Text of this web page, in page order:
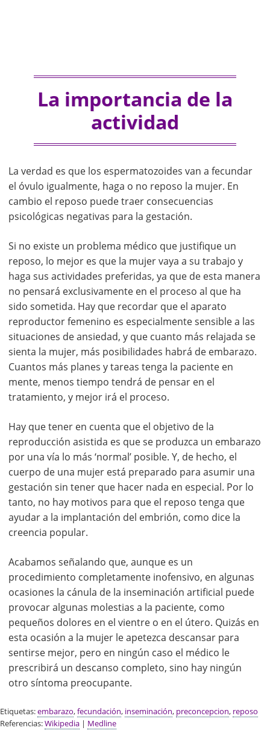
La importancia de la
actividad
La verdad es que los espermatozoides van a fecundar
el óvulo igualmente, haga o no reposo la mujer. En
cambio el reposo puede traer consecuencias
psicológicas negativas para la gestación.
Si no existe un problema médico que justifique un
reposo, lo mejor es que la mujer vaya a su trabajo y
haga sus actividades preferidas, ya que de esta manera
no pensará exclusivamente en el proceso al que ha
sido sometida. Hay que recordar que el aparato
reproductor femenino es especialmente sensible a las
situaciones de ansiedad, y que cuanto más relajada se
sienta la mujer, más posibilidades habrá de embarazo.
Cuantos más planes y tareas tenga la paciente en
mente, menos tiempo tendrá de pensar en el
tratamiento, y mejor irá el proceso.
Hay que tener en cuenta que el objetivo de la
reproducción asistida es que se produzca un embarazo
por una vía lo más ‘normal’ posible. Y, de hecho, el
cuerpo de una mujer está preparado para asumir una
gestación sin tener que hacer nada en especial. Por lo
tanto, no hay motivos para que el reposo tenga que
ayudar a la implantación del embrión, como dice la
creencia popular.
Acabamos señalando que, aunque es un
procedimiento completamente inofensivo, en algunas
ocasiones la cánula de la inseminación artificial puede
provocar algunas molestias a la paciente, como
pequeños dolores en el vientre o en el útero. Quizás en
esta ocasión a la mujer le apetezca descansar para
sentirse mejor, pero en ningún caso el médico le
prescribirá un descanso completo, sino hay ningún
otro síntoma preocupante.
Etiquetas:embarazo,fecundación, inseminación, preconcepcion, reposo
Referencias:Wikipedia | Medline